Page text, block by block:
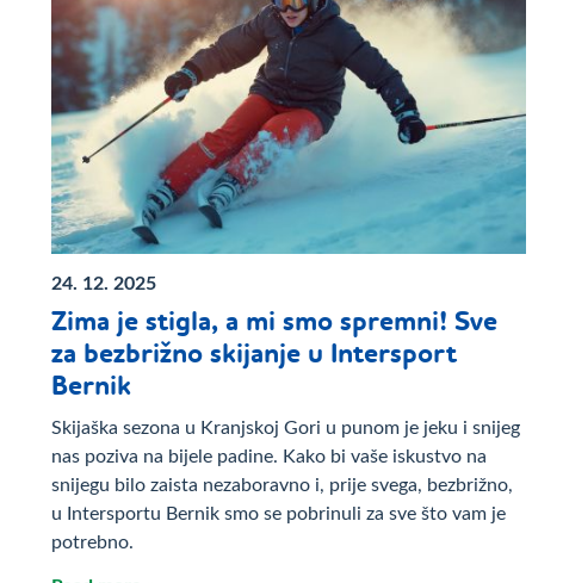
24. 12. 2025
Zima je stigla, a mi smo spremni! Sve
za bezbrižno skijanje u Intersport
Bernik
Skijaška sezona u Kranjskoj Gori u punom je jeku i snijeg
nas poziva na bijele padine. Kako bi vaše iskustvo na
snijegu bilo zaista nezaboravno i, prije svega, bezbrižno,
u Intersportu Bernik smo se pobrinuli za sve što vam je
potrebno.